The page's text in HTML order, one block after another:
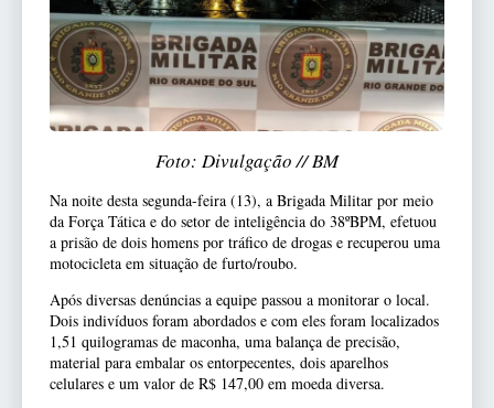
Foto: Divulgação // BM
Na noite desta segunda-feira (13), a Brigada Militar por meio
da Força Tática e do setor de inteligência do 38ºBPM, efetuou
a prisão de dois homens por tráfico de drogas e recuperou uma
motocicleta em situação de furto/roubo.
Após diversas denúncias a equipe passou a monitorar o local.
Dois indivíduos foram abordados e com eles foram localizados
1,51 quilogramas de maconha, uma balança de precisão,
material para embalar os entorpecentes, dois aparelhos
celulares e um valor de R$ 147,00 em moeda diversa.